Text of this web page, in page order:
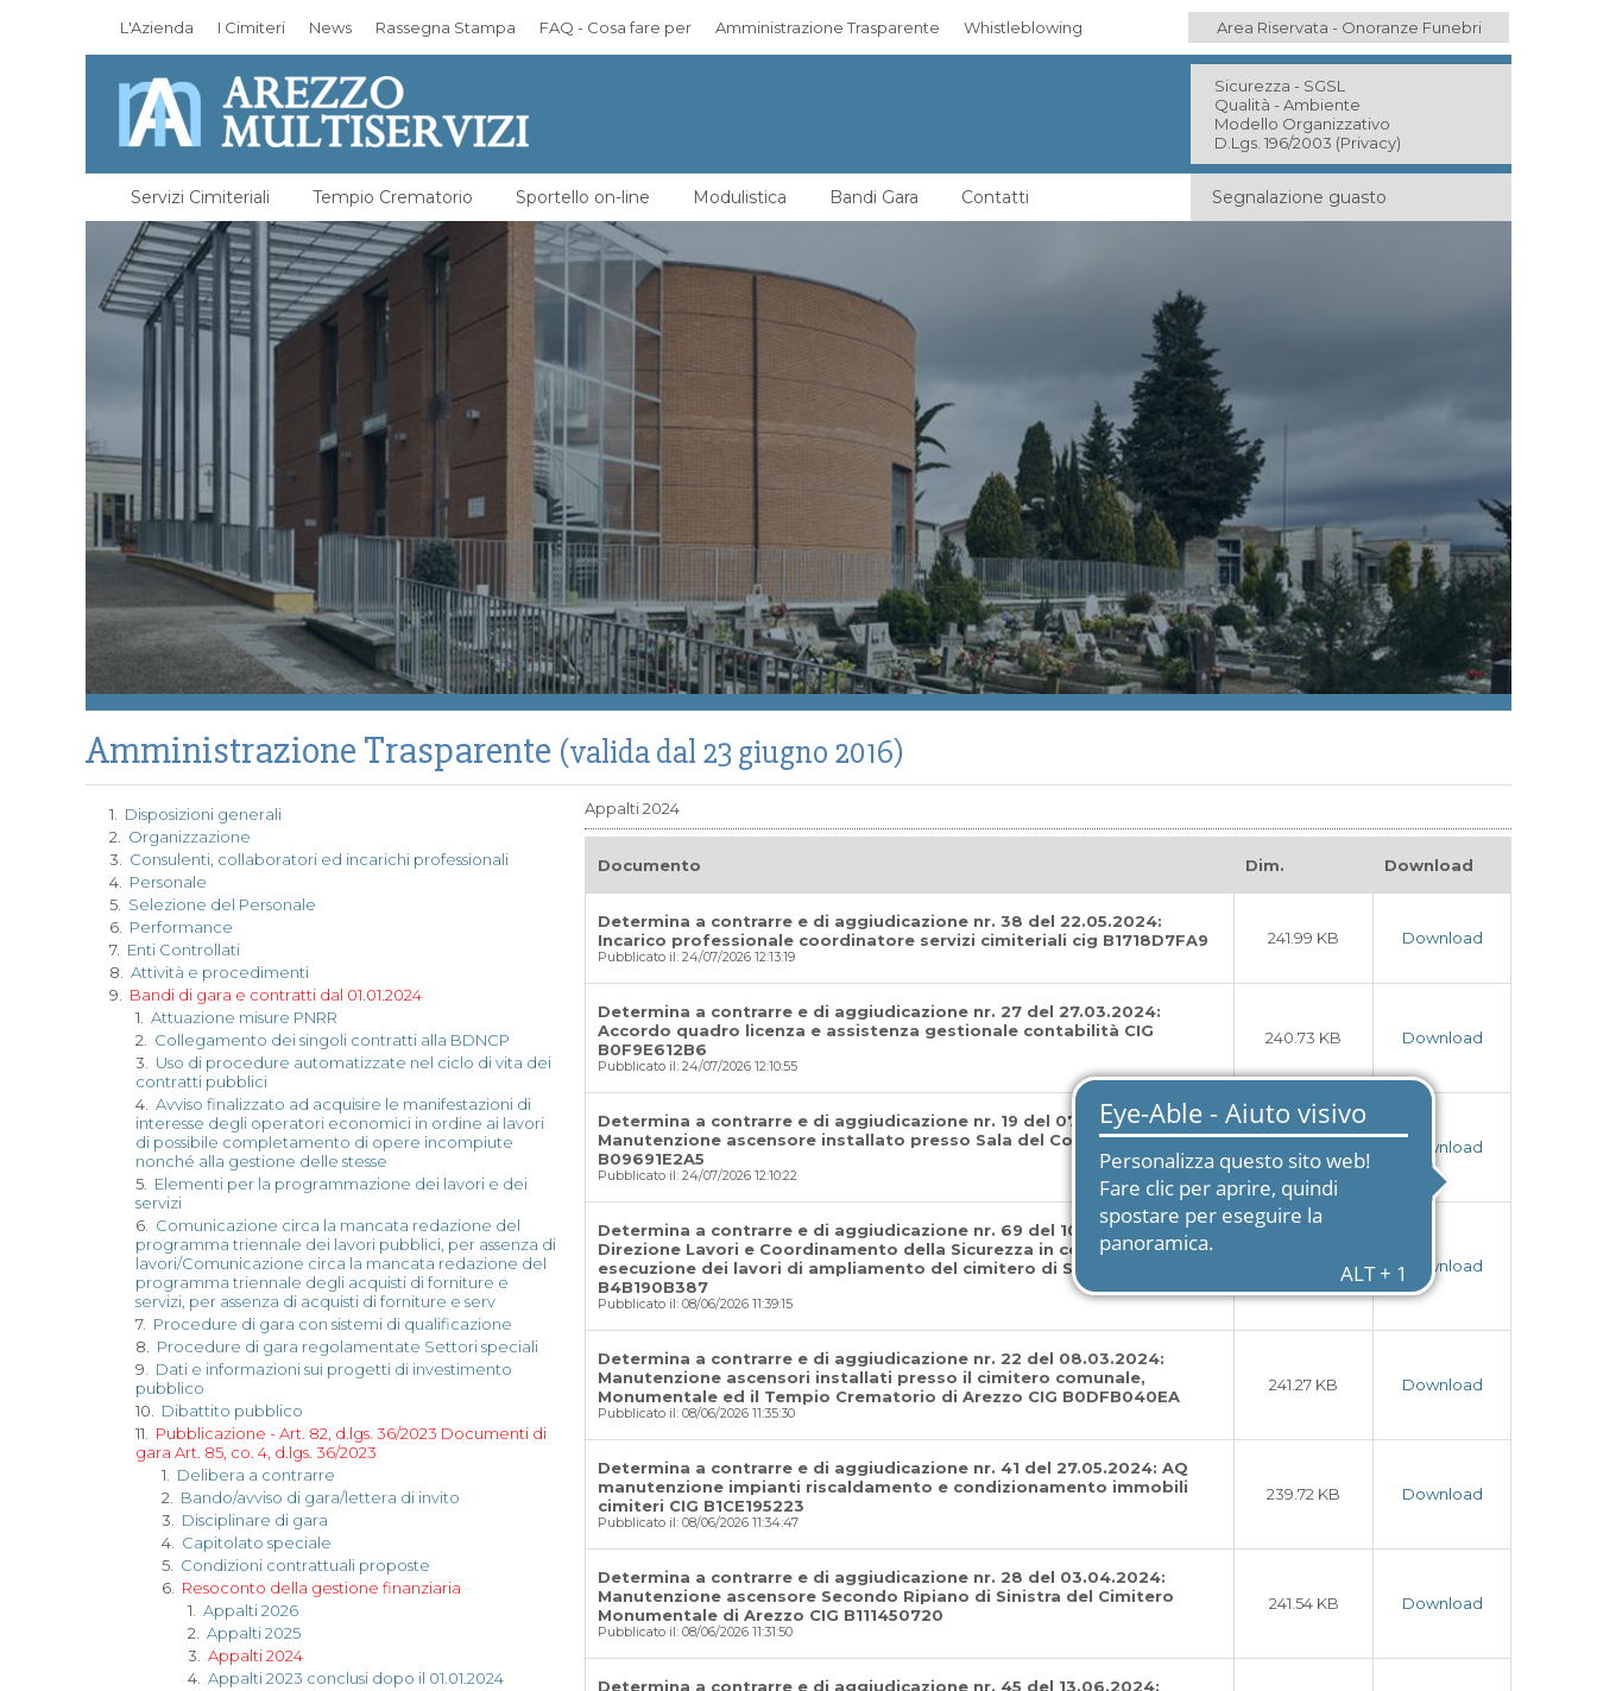
L'Azienda I Cimiteri News Rassegna Stampa FAQ - Cosa fare per Area Riservata - Onoranze Funebri
Amministrazione Trasparente Whistleblowing
Sicurezza - SGSL
Qualità - Ambiente
Modello Organizzativo
D.Lgs. 196/2003 (Privacy)
Servizi Cimiteriali Tempio Crematorio Sportello on-line Modulistica Bandi Gara Contatti Segnalazione guasto
Amministrazione Trasparente (valida dal 23 giugno 2016)
Appalti 2024
Documento Dim. Download
Determina a contrarre e di aggiudicazione nr. 38 del 22.05.2024:
Incarico professionale coordinatore servizi cimiteriali cig B1718D7FA9
Pubblicato il: 24/07/2026 12:13:19
241.99 KB Download
Determina a contrarre e di aggiudicazione nr. 27 del 27.03.2024:
Accordo quadro licenza e assistenza gestionale contabilità CIG
B0F9E612B6
Pubblicato il: 24/07/2026 12:10:55
240.73 KB Download
Determina a contrarre e di aggiudicazione nr. 19 del 07.03.2024:
Manutenzione ascensore installato presso Sala del Commiato
B09691E2A5
Pubblicato il: 24/07/2026 12:10:22
Download
Determina a contrarre e di aggiudicazione nr. 69 del 10.12.2024:
Direzione Lavori e Coordinamento della Sicurezza in corso di
esecuzione dei lavori di ampliamento del cimitero di Staggiano CIG
B4B190B387
Pubblicato il: 08/06/2026 11:39:15
Download
Determina a contrarre e di aggiudicazione nr. 22 del 08.03.2024:
Manutenzione ascensori installati presso il cimitero comunale,
Monumentale ed il Tempio Crematorio di Arezzo CIG B0DFB040EA
Pubblicato il: 08/06/2026 11:35:30
241.27 KB Download
Determina a contrarre e di aggiudicazione nr. 41 del 27.05.2024: AQ
manutenzione impianti riscaldamento e condizionamento immobili
cimiteri CIG B1CE195223
Pubblicato il: 08/06/2026 11:34:47
239.72 KB Download
Determina a contrarre e di aggiudicazione nr. 28 del 03.04.2024:
Manutenzione ascensore Secondo Ripiano di Sinistra del Cimitero
Monumentale di Arezzo CIG B111450720
Pubblicato il: 08/06/2026 11:31:50
241.54 KB Download
Determina a contrarre e di aggiudicazione nr. 45 del 13.06.2024:
1. Disposizioni generali
2. Organizzazione
3. Consulenti, collaboratori ed incarichi professionali
4. Personale
5. Selezione del Personale
6. Performance
7. Enti Controllati
8. Attività e procedimenti
9. Bandi di gara e contratti dal 01.01.2024
1. Attuazione misure PNRR
2. Collegamento dei singoli contratti alla BDNCP
3. Uso di procedure automatizzate nel ciclo di vita dei
contratti pubblici
4. Avviso finalizzato ad acquisire le manifestazioni di
interesse degli operatori economici in ordine ai lavori
di possibile completamento di opere incompiute
nonché alla gestione delle stesse
5. Elementi per la programmazione dei lavori e dei
servizi
6. Comunicazione circa la mancata redazione del
programma triennale dei lavori pubblici, per assenza di
lavori/Comunicazione circa la mancata redazione del
programma triennale degli acquisti di forniture e
servizi, per assenza di acquisti di forniture e serv
7. Procedure di gara con sistemi di qualificazione
8. Procedure di gara regolamentate Settori speciali
9. Dati e informazioni sui progetti di investimento
pubblico
10. Dibattito pubblico
11. Pubblicazione - Art. 82, d.lgs. 36/2023 Documenti di
gara Art. 85, co. 4, d.lgs. 36/2023
1. Delibera a contrarre
2. Bando/avviso di gara/lettera di invito
3. Disciplinare di gara
4. Capitolato speciale
5. Condizioni contrattuali proposte
6. Resoconto della gestione finanziaria
1. Appalti 2026
2. Appalti 2025
3. Appalti 2024
4. Appalti 2023 conclusi dopo il 01.01.2024